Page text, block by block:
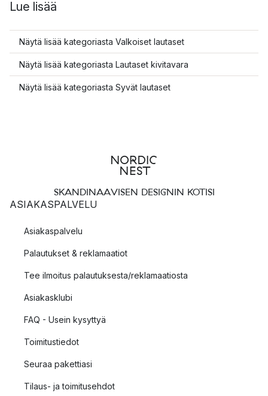
Lue lisää
Näytä lisää kategoriasta Valkoiset lautaset
Näytä lisää kategoriasta Lautaset kivitavara
Näytä lisää kategoriasta Syvät lautaset
SKANDINAAVISEN DESIGNIN KOTISI
ASIAKASPALVELU
Asiakaspalvelu
Palautukset & reklamaatiot
Tee ilmoitus palautuksesta/reklamaatiosta
Asiakasklubi
FAQ - Usein kysyttyä
Toimitustiedot
Seuraa pakettiasi
Tilaus- ja toimitusehdot